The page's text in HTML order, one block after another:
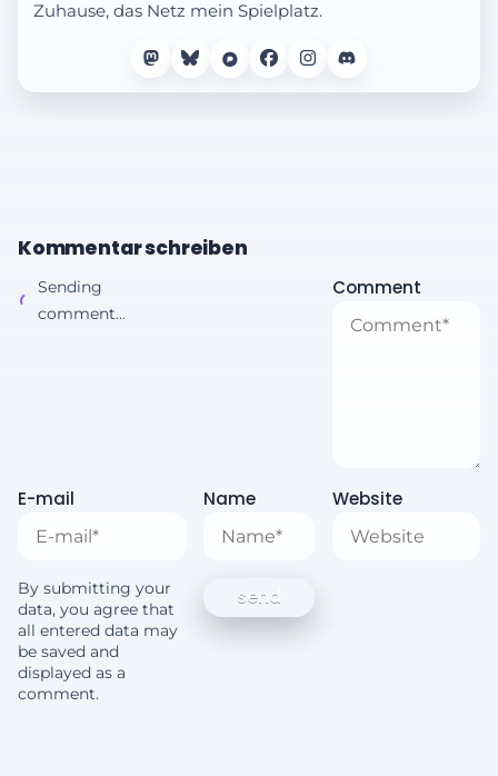
Zuhause, das Netz mein Spielplatz.
Kommentar schreiben
Sending
comment...
Comment
E-mail Name Website
By submitting your
data, you agree that
all entered data may
be saved and
displayed as a
comment.